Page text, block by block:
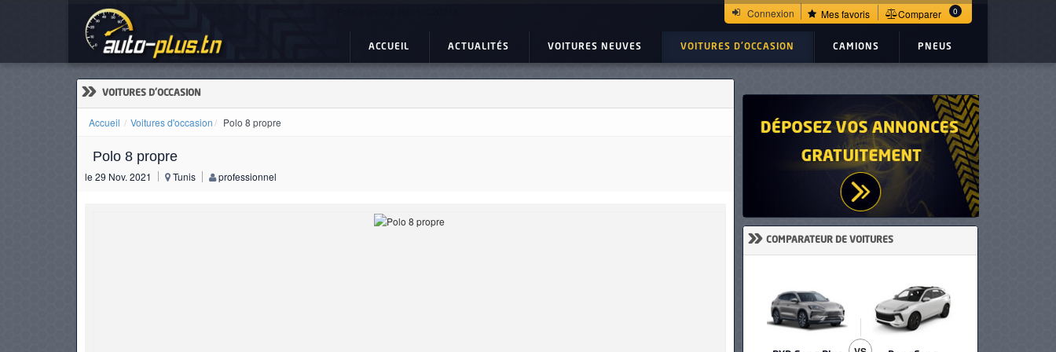
Connexion Mes favoris Comparer 0
ACCUEIL ACTUALITÉS VOITURES NEUVES VOITURES D'OCCASION CAMIONS PNEUS
» VOITURES D'OCCASION
Accueil Voitures d'occasion Polo 8 propre
Polo 8 propre
le 29 Nov. 2021 Tunis professionnel
» COMPARATEUR DE VOITURES
ACTUALITÉS